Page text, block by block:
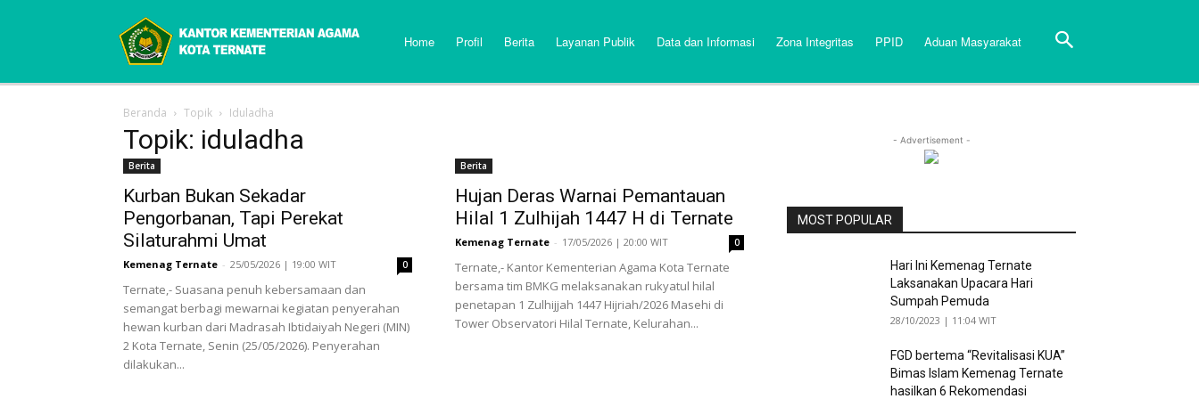
Home Profil Berita Layanan Publik Data dan Informasi Zona Integritas PPID Aduan Masyarakat
Beranda Topik Iduladha
Topik: iduladha
Berita
Kurban Bukan Sekadar
Pengorbanan, Tapi Perekat
Silaturahmi Umat
Kemenag Ternate - 25/05/2026 | 19:00 WIT 0
Ternate,- Suasana penuh kebersamaan dan
semangat berbagi mewarnai kegiatan penyerahan
hewan kurban dari Madrasah Ibtidaiyah Negeri (MIN)
2 Kota Ternate, Senin (25/05/2026). Penyerahan
dilakukan...
Berita
Hujan Deras Warnai Pemantauan
Hilal 1 Zulhijah 1447 H di Ternate
Kemenag Ternate - 17/05/2026 | 20:00 WIT 0
Ternate,- Kantor Kementerian Agama Kota Ternate
bersama tim BMKG melaksanakan rukyatul hilal
penetapan 1 Zulhijjah 1447 Hijriah/2026 Masehi di
Tower Observatori Hilal Ternate, Kelurahan...
- Advertisement -
MOST POPULAR
Hari Ini Kemenag Ternate
Laksanakan Upacara Hari
Sumpah Pemuda
28/10/2023 | 11:04 WIT
FGD bertema “Revitalisasi KUA”
Bimas Islam Kemenag Ternate
hasilkan 6 Rekomendasi